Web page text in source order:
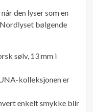
den lyser som en
bølgende
sølv, 13 mm i
kolleksjonen er
enkelt smykke blir